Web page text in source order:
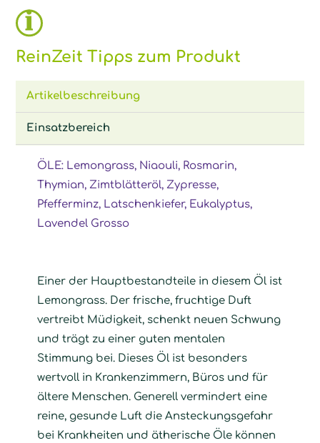
ReinZeit Tipps zum Produkt
Artikelbeschreibung
Einsatzbereich
ÖLE: Lemongrass, Niaouli, Rosmarin,
Thymian, Zimtblätteröl, Zypresse,
Pfefferminz, Latschenkiefer, Eukalyptus,
Lavendel Grosso
Einer der Hauptbestandteile in diesem Öl ist
Lemongrass. Der frische, fruchtige Duft
vertreibt Müdigkeit, schenkt neuen Schwung
und trägt zu einer guten mentalen
Stimmung bei. Dieses Öl ist besonders
wertvoll in Krankenzimmern, Büros und für
ältere Menschen. Generell vermindert eine
reine, gesunde Luft die Ansteckungsgefahr
bei Krankheiten und ätherische Öle können